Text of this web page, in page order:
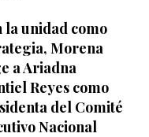
la unidad como
Morena
a Ariadna
Reyes como
del Comité
Nacional